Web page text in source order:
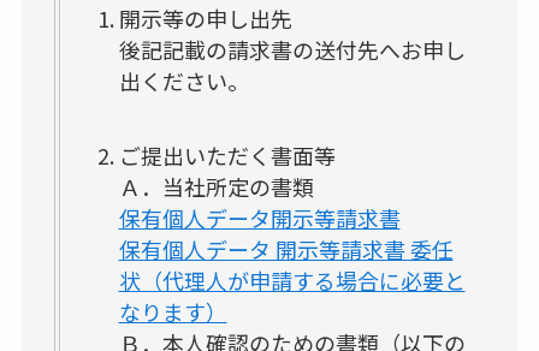
開示等の申し出先
後記記載の請求書の送付先へお申し
出ください。
ご提出いただく書面等
Ａ．当社所定の書類
保有個人データ開示等請求書
保有個人データ 開示等請求書 委任
状（代理人が申請する場合に必要と
なります）
Ｂ．本人確認のための書類（以下の